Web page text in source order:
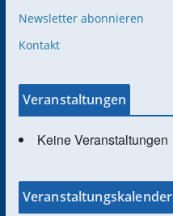
Newsletter abonnieren
Kontakt
Veranstaltungen
Keine Veranstaltungen
Veranstaltungskalender